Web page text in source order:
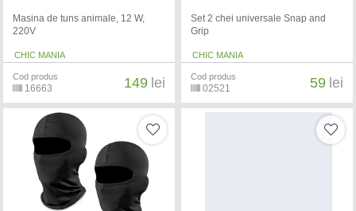
Masina de tuns animale, 12 W,
220V
CHIC MANIA
Cod produs
16663 149 lei
Set 2 chei universale Snap and
Grip
CHIC MANIA
Cod produs
02521 59 lei